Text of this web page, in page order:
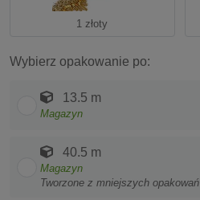
1 złoty
Wybierz opakowanie po:
13.5 m
Magazyn
40.5 m
Magazyn
Tworzone z mniejszych opakowań